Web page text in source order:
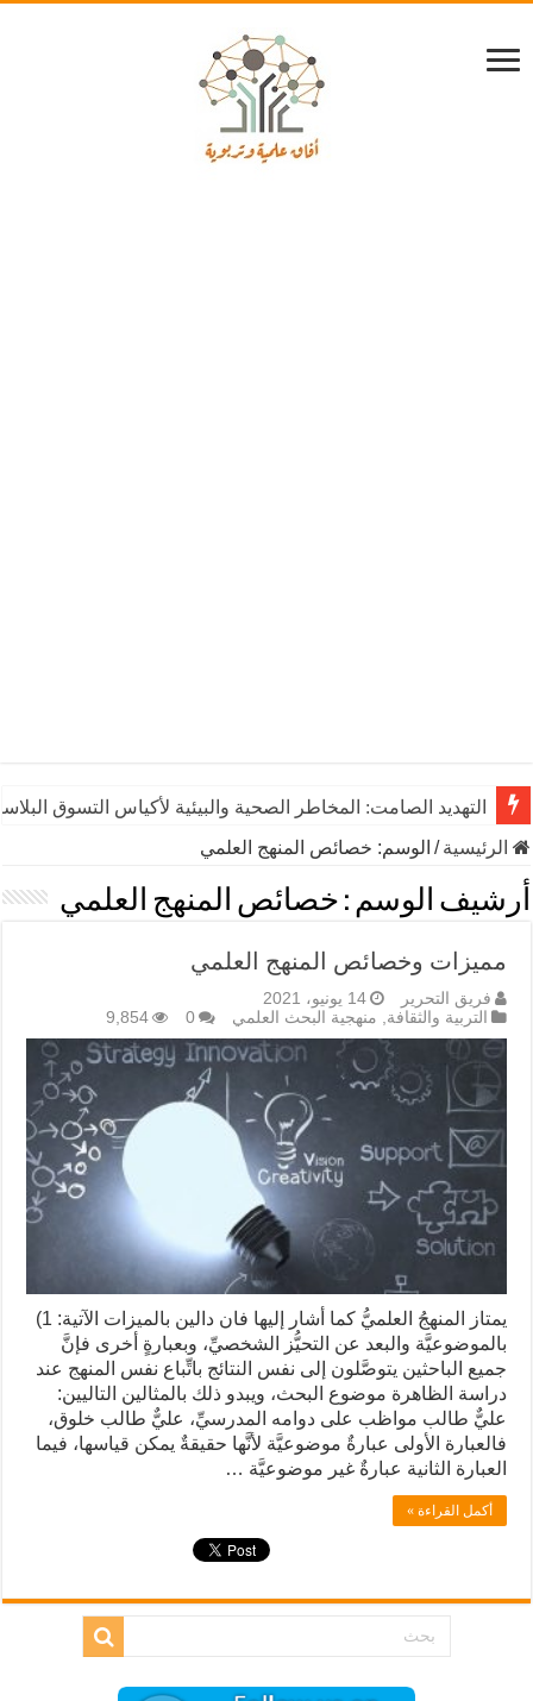
التهديد الصامت: المخاطر الصحية والبيئية لأكياس التسوق
الرئيسية/ الوسم: خصائص المنهج العلمي
أرشيف الوسم : خصائص المنهج العلمي
مميزات وخصائص المنهج العلمي
فريق التحرير
14 يونيو، 2021
التربية والثقافة, منهجية البحث العلمي 0
9,854
يمتاز المنهجُ العلميُّ كما أشار إليها فان دالين بالميزات الآتية: 1)
بالموضوعيَّة والبعد عن التحيُّز الشخصيِّ، وبعبارةٍ أخرى فإنَّ
جميع الباحثين يتوصَّلون إلى نفس النتائج باتِّباع نفس المنهج عند
دراسة الظاهرة موضوع البحث، ويبدو ذلك بالمثالين التاليين:
عليٌّ طالب مواظب على دوامه المدرسيِّ، عليٌّ طالب خلوق،
فالعبارة الأولى عبارةٌ موضوعيَّة لأنَّها حقيقةٌ يمكن قياسها، فيما
العبارة الثانية عبارةٌ غير موضوعيَّة …
أكمل القراءة »